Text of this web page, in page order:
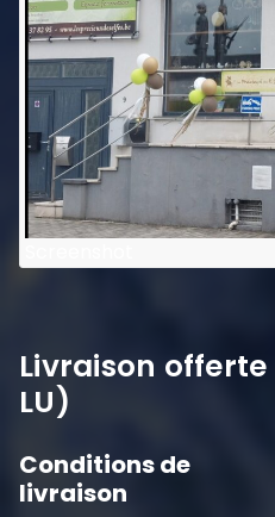
Livraison
LU)
Conditions de
livraison